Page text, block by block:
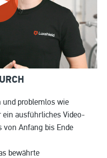
und problemlos wie
ausführliches Video-
Anfang bis Ende
bewährte